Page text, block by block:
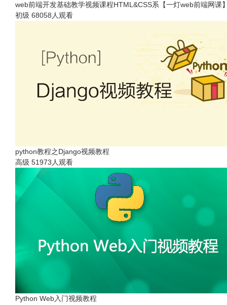
web前端开发基础教学视频课程HTML&CSS系【一灯web前端网课
初级 68058人观看
python教程之Django视频教程
高级 51973人观看
Python Web入门视频教程